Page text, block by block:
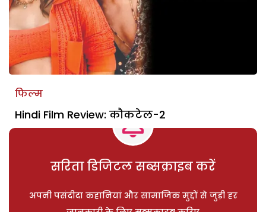
फिल्म
Hindi Film Review: कौकटेल-2
सरिता डिजिटल सब्सक्राइब करें
अपनी पसंदीदा कहानियां और सामाजिक मुद्दों से जुड़ी हर